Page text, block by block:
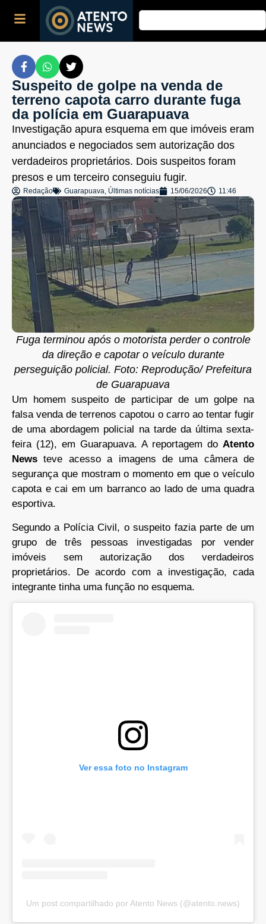
Suspeito de golpe na venda de
terreno capota carro durante fuga
da polícia em Guarapuava
Investigação apura esquema em que imóveis eram
anunciados e negociados sem autorização dos
verdadeiros proprietários. Dois suspeitos foram
presos e um terceiro conseguiu fugir.
Redação Guarapuava, Últimas notícias 15/06/2026 11:46
Fuga terminou após o motorista perder o controle
da direção e capotar o veículo durante
perseguição policial. Foto: Reprodução/ Prefeitura
de Guarapuava
Um homem suspeito de participar de um golpe na
falsa venda de terrenos capotou o carro ao tentar fugir
de uma abordagem policial na tarde da última sexta-
feira (12), em Guarapuava. A reportagem do Atento
News teve acesso a imagens de uma câmera de
segurança que mostram o momento em que o veículo
capota e cai em um barranco ao lado de uma quadra
esportiva.
Segundo a Polícia Civil, o suspeito fazia parte de um
grupo de três pessoas investigadas por vender
imóveis sem autorização dos verdadeiros
proprietários. De acordo com a investigação, cada
integrante tinha uma função no esquema.
Ver essa foto no Instagram
Um post compartilhado por Atento News (@atento.news)